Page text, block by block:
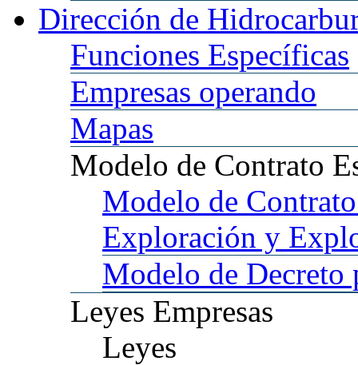
Dirección de
Funciones Específicas
Empresas operando
Mapas
Modelo de Contrato
Modelo de
Exploración y
Modelo de Decreto
Leyes Empresas
Leyes